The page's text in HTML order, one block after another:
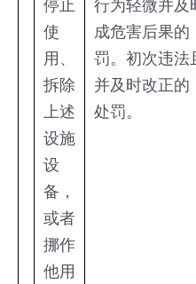
停止
使
用、
拆除
上述
设施
设
备，
或者
挪作
他用
行为轻微并及
成危害后果的
罚。初次违法
并及时改正的
处罚。